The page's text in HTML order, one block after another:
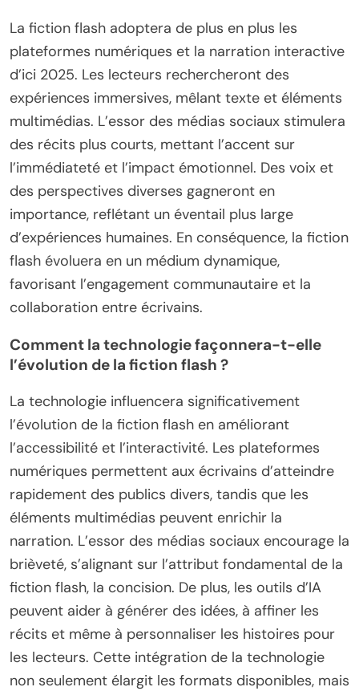
La fiction flash adoptera de plus en plus les
plateformes numériques et la narration interactive
d’ici 2025. Les lecteurs rechercheront des
expériences immersives, mêlant texte et éléments
multimédias. L’essor des médias sociaux stimulera
des récits plus courts, mettant l’accent sur
l’immédiateté et l’impact émotionnel. Des voix et
des perspectives diverses gagneront en
importance, reflétant un éventail plus large
d’expériences humaines. En conséquence, la fiction
flash évoluera en un médium dynamique,
favorisant l’engagement communautaire et la
collaboration entre écrivains.
Comment la technologie façonnera-t-elle
l’évolution de la fiction flash ?
La technologie influencera significativement
l’évolution de la fiction flash en améliorant
l’accessibilité et l’interactivité. Les plateformes
numériques permettent aux écrivains d’atteindre
rapidement des publics divers, tandis que les
éléments multimédias peuvent enrichir la
narration. L’essor des médias sociaux encourage la
brièveté, s’alignant sur l’attribut fondamental de la
fiction flash, la concision. De plus, les outils d’IA
peuvent aider à générer des idées, à affiner les
récits et même à personnaliser les histoires pour
les lecteurs. Cette intégration de la technologie
non seulement élargit les formats disponibles, mais